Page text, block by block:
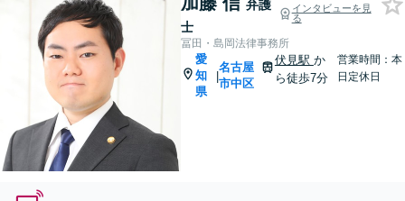
弁護
士
インタビューを見
る
冨田・島岡法律事務所
愛
知
県
|
名古屋
市中区
伏見駅 か
ら徒歩7分
営業時間：本
日定休日